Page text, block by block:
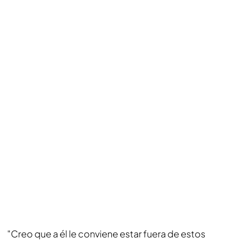
"Creo que a él le conviene estar fuera de estos